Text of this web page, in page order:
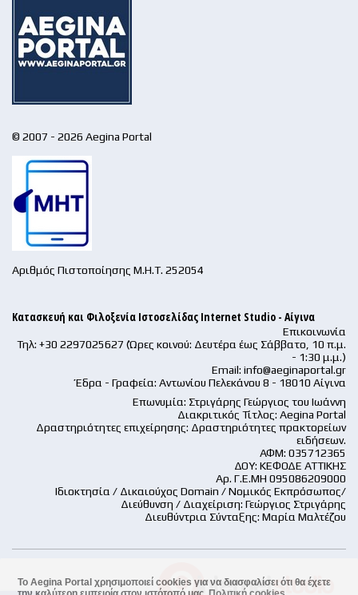
Το Aegina Portal χρησιμοποιεί cookies για να διασφαλίσει ότι θα έχετε
© 2007 - 2026 Aegina Portal
Αριθμός Πιστοποίησης Μ.Η.Τ. 252054
Κατασκευή και Φιλοξενία Ιστοσελίδας Internet Studio - Αίγινα
Επικοινωνία
Τηλ: +30 2297025627 (Ώρες κοινού: Δευτέρα έως Σάββατο, 10 π.μ.
- 1:30 μ.μ.)
Email: info@aeginaportal.gr
Έδρα - Γραφεία: Αντωνίου Πελεκάνου 8 - 18010 Αίγινα
Επωνυμία: Στριγάρης Γεώργιος του Ιωάννη
Διακριτικός Τίτλος: Aegina Portal
Δραστηριότητες επιχείρησης: Δραστηριότητες πρακτορείων
ειδήσεων.
ΑΦΜ: 035712365
ΔΟΥ: ΚΕΦΟΔΕ ΑΤΤΙΚΗΣ
Αρ. Γ.Ε.ΜΗ 095086209000
Ιδιοκτησία / Δικαιούχος Domain / Νομικός Εκπρόσωπος/
Διεύθυνση / Διαχείριση: Γεώργιος Στριγάρης
Διευθύντρια Σύνταξης: Μαρία Μαλτέζου